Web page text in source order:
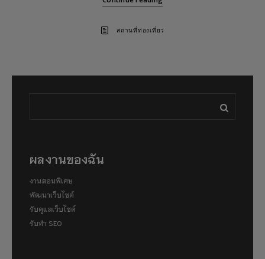
สถานที่ท่องเที่ยว
ผลงานของฉัน
งานสอนพิเศษ
พัฒนาเว็บไซต์
รับดูแลเว็บไซต์
รับทำ SEO